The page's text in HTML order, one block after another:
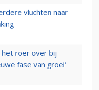
vluchten naar
het roer over bij
fase van groei'